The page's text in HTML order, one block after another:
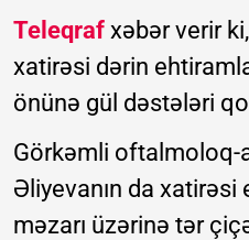
Teleqraf xəbər verir
xatirəsi dərin
önünə gül dəstələri
Görkəmli oftalmoloq-
Əliyevanın da xatirəsi
məzarı üzərinə tər